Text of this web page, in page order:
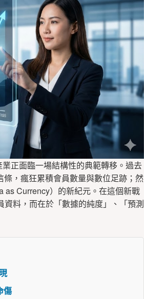
正面臨一場結構性的典範轉移。過去
，瘋狂累積會員數量與數位足跡；然
as Currency）的新紀元。在這個新戰
料，而在於「數據的純度」、「預測
傷